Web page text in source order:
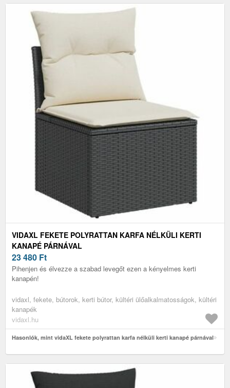
VIDAXL FEKETE POLYRATTAN KARFA NÉLKÜLI KERTI
KANAPÉ PÁRNÁVAL
23 480 Ft
Pihenjen és élvezze a szabad levegőt ezen a kényelmes kerti
kanapén!
vidaxl, fekete, bútorok, kerti bútor, kültéri ülőalkalmatosságok, kültéri
kanapék
vidaxl.hu
Hasonlók, mint vidaXL fekete polyrattan karfa nélküli kerti kanapé párnával